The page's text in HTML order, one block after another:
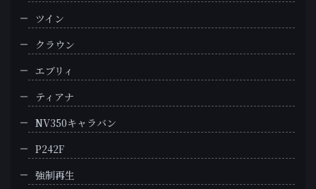
ツイン
クラウン
エブリィ
ティアナ
NV350キャラバン
P242F
強制再生